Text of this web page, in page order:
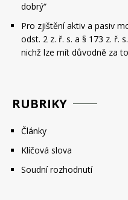
dobrý“
Pro zjištění aktiv a pasiv
odst. 2 z. ř. s. a § 173 z. ř.
nichž lze mít důvodně za
RUBRIKY
Články
Klíčová slova
Soudní rozhodnutí